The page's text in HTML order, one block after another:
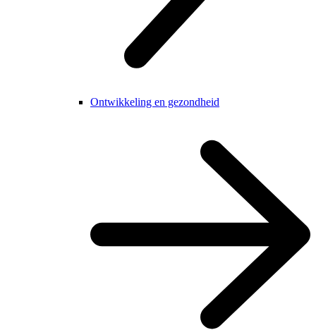
Ontwikkeling en gezondheid